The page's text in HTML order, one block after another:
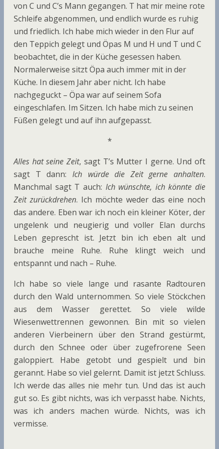
von C und C’s Mann gegangen. T hat mir meine rote
Schleife abgenommen, und endlich wurde es ruhig
und friedlich. Ich habe mich wieder in den Flur auf
den Teppich gelegt und Öpas M und H und T und C
beobachtet, die in der Küche gesessen haben.
Normalerweise sitzt Öpa auch immer mit in der
Küche. In diesem Jahr aber nicht. Ich habe
nachgeguckt – Öpa war auf seinem Sofa
eingeschlafen. Im Sitzen. Ich habe mich zu seinen
Füßen gelegt und auf ihn aufgepasst.
*
Alles hat seine Zeit, sagt T’s Mutter I gerne. Und oft
sagt T dann: Ich würde die Zeit gerne anhalten.
Manchmal sagt T auch: Ich wünschte, ich könnte die
Zeit zurückdrehen. Ich möchte weder das eine noch
das andere. Eben war ich noch ein kleiner Köter, der
ungelenk und neugierig und voller Elan durchs
Leben geprescht ist. Jetzt bin ich eben alt und
brauche meine Ruhe. Ruhe klingt weich und
entspannt und nach – Ruhe.
Ich habe so viele lange und rasante Radtouren
durch den Wald unternommen. So viele Stöckchen
aus dem Wasser gerettet. So viele wilde
Wiesenwettrennen gewonnen. Bin mit so vielen
anderen Vierbeinern über den Strand gestürmt,
durch den Schnee oder über zugefrorene Seen
galoppiert. Habe getobt und gespielt und bin
gerannt. Habe so viel gelernt. Damit ist jetzt Schluss.
Ich werde das alles nie mehr tun. Und das ist auch
gut so. Es gibt nichts, was ich verpasst habe. Nichts,
was ich anders machen würde. Nichts, was ich
vermisse.